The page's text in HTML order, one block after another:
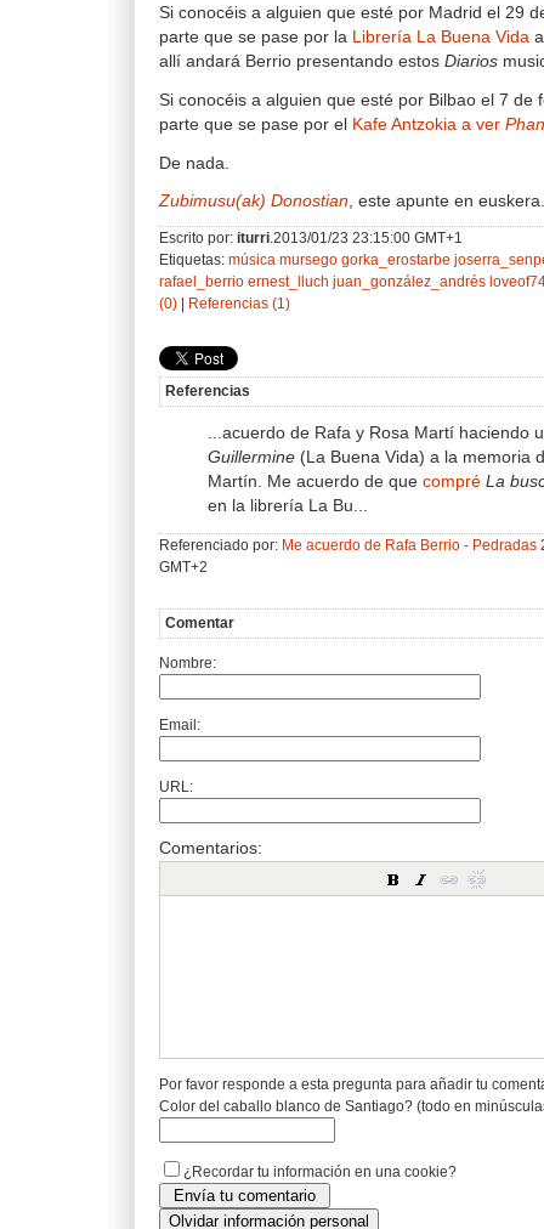
Si conocéis a alguien que esté por Madrid el 29
parte que se pase por la Librería La Buena Vida
allí andará Berrio presentando estos Diarios
Si conocéis a alguien que esté por Bilbao el 7 de
parte que se pase por el Kafe Antzokia a ver
De nada.
Zubimusu(ak) Donostian, este apunte en euskera.
Escrito por: iturri .2013/01/23 23:15:00 GMT+1
Etiquetas: música mursego gorka_erostarbe
rafael_berrio ernest_lluch juan_gonzález_andrés
(0)
Referencias (1)
Referencias
...acuerdo de Rafa y Rosa Martí haciendo
Guillermine (La Buena Vida) a la memoria
Martín. Me acuerdo de que compré La
en la librería La Bu...
Referenciado por: Me acuerdo de Rafa Berrio - Pedradas
GMT+2
Comentar
Nombre:
Email:
URL:
Comentarios:
Por favor responde a esta pregunta para añadir tu
Color del caballo blanco de Santiago? (todo en
¿Recordar tu información en una cookie?